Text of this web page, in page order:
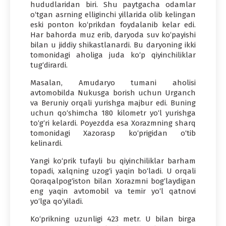
hududlaridan biri. Shu paytgacha odamlar
o‘tgan asrning elliginchi yillarida olib kelingan
eski ponton ko‘prikdan foydalanib kelar edi.
Har bahorda muz erib, daryoda suv ko‘payishi
bilan u jiddiy shikastlanardi. Bu daryoning ikki
tomonidagi aholiga juda ko‘p qiyinchiliklar
tug‘dirardi.
Masalan, Amudaryo tumani aholisi
avtomobilda Nukusga borish uchun Urganch
va Beruniy orqali yurishga majbur edi. Buning
uchun qo‘shimcha 180 kilometr yo‘l yurishga
to‘g‘ri kelardi. Poyezdda esa Xorazmning sharq
tomonidagi Xazorasp ko‘prigidan o‘tib
kelinardi.
Yangi ko‘prik tufayli bu qiyinchiliklar barham
topadi, xalqning uzog‘i yaqin bo‘ladi. U orqali
Qoraqalpog‘iston bilan Xorazmni bog‘laydigan
eng yaqin avtomobil va temir yo‘l qatnovi
yo‘lga qo‘yiladi.
Ko‘prikning uzunligi 423 metr. U bilan birga